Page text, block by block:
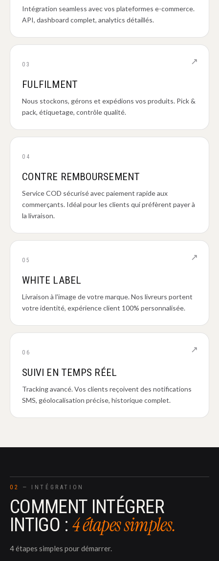
Intégration seamless avec vos plateformes e-commerce.
API, dashboard complet, analytics détaillés.
03 ↗
FULFILMENT
Nous stockons, gérons et expédions vos produits. Pick &
pack, étiquetage, contrôle qualité.
04
CONTRE REMBOURSEMENT
Service COD sécurisé avec paiement rapide aux
commerçants. Idéal pour les clients qui préfèrent payer à
la livraison.
05 ↗
WHITE LABEL
Livraison à l'image de votre marque. Nos livreurs portent
votre identité, expérience client 100% personnalisée.
06 ↗
SUIVI EN TEMPS RÉEL
Tracking avancé. Vos clients reçoivent des notifications
SMS, géolocalisation précise, historique complet.
02 — INTÉGRATION
COMMENT INTÉGRER
INTIGO : 4 étapes simples.
4 étapes simples pour démarrer.